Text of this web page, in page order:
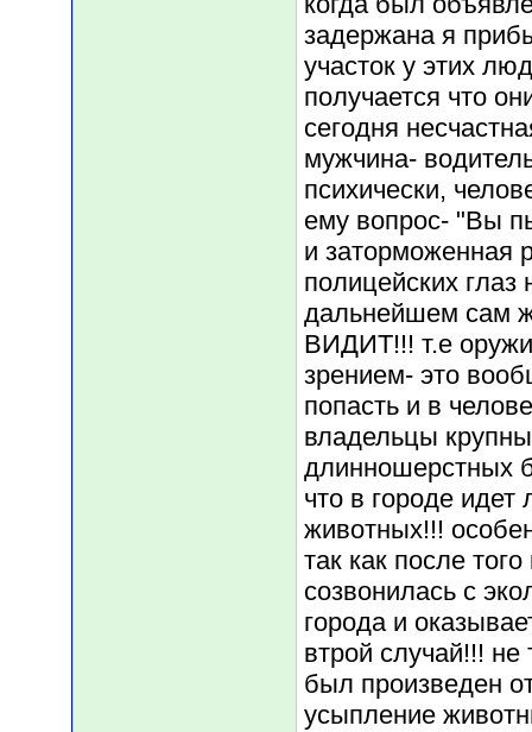
задержана я
участок у этих
получается что
сегодня
мужчина-
психически,
ему вопрос- "Вы
и заторможенная
полицейских
дальнейшем сам
ВИДИТ!!! т.е
зрением- это
попасть и в
владельцы
длинношерстных
что в городе идет
животных!!!
так как после
созвонилась с
города и
втрой случай!!!
был произведен
усыпление